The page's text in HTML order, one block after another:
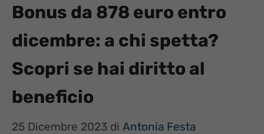
Bonus da 878 euro entro
dicembre: a chi spetta?
Scopri se hai diritto al
beneficio
25 Dicembre 2023 di Antonia Festa